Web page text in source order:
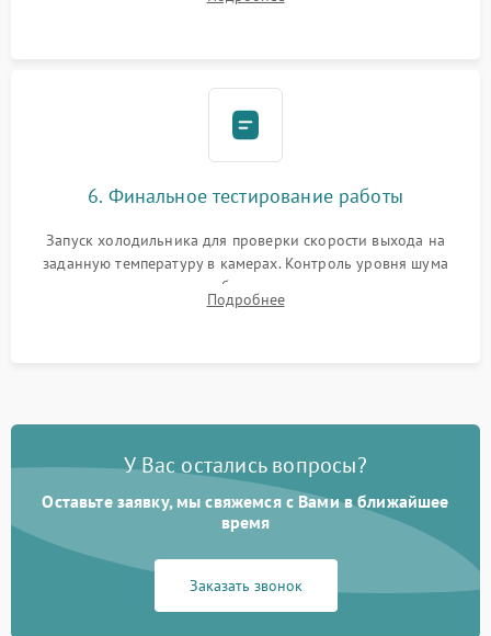
электронным весам. Контроль рабочего давления в системе.
6. Финальное тестирование работы
Запуск холодильника для проверки скорости выхода на
заданную температуру в камерах. Контроль уровня шума
компрессора, отсутствия обмерзания стенок и корректного
срабатывания системы автоматической оттайки.
Подробнее
У Вас остались вопросы?
Оставьте заявку, мы свяжемся с Вами в ближайшее
время
Заказать звонок